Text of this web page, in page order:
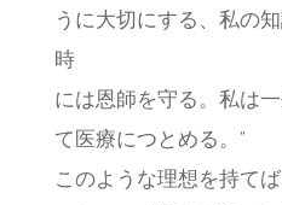
うに大切にする、私の
時
には恩師を守る。私は
て医療につとめる。”
このような理想を持て